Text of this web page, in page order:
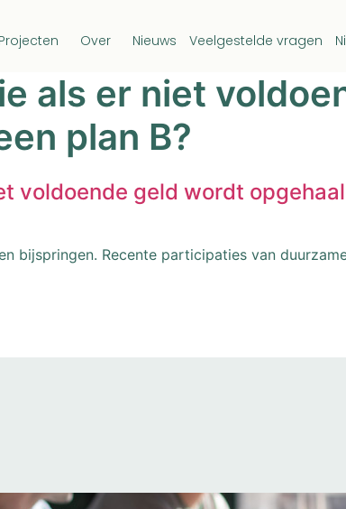
Projecten Over Nieuws Veelgestelde vragen
als er niet
plan B?
voldoende geld wordt
bijspringen. Recente participaties van